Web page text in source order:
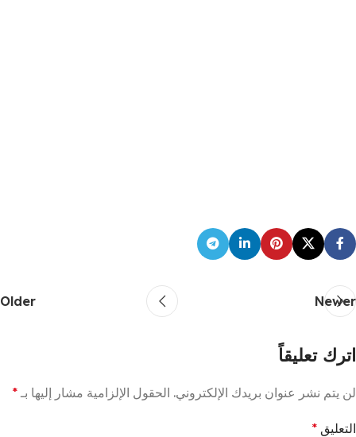
Newer
Older
اترك تعليقاً
لن يتم نشر عنوان بريدك الإلكتروني. الحقول الإلزامية مشار إليها بـ *
التعليق *